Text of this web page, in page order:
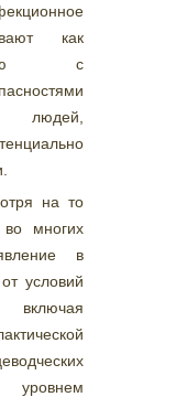
как
с
людей,
на то
во многих
в
условий